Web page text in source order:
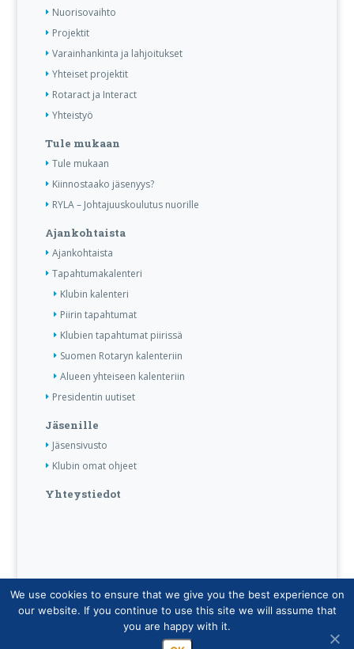
Nuorisovaihto
Projektit
Varainhankinta ja lahjoitukset
Yhteiset projektit
Rotaract ja Interact
Yhteistyö
Tule mukaan
Tule mukaan
Kiinnostaako jäsenyys?
RYLA – Johtajuuskoulutus nuorille
Ajankohtaista
Ajankohtaista
Tapahtumakalenteri
Klubin kalenteri
Piirin tapahtumat
Klubien tapahtumat piirissä
Suomen Rotaryn kalenteriin
Alueen yhteiseen kalenteriin
Presidentin uutiset
Jäsenille
Jäsensivusto
Klubin omat ohjeet
Yhteystiedot
Copyright © Suomen Rotarypalvelu ry 2026 |
Jäsentietojärjestelmän tietosuojaseloste|
Henkilötietojen käsittely Rotarytoiminnassa
We use cookies to ensure that we give you the best experience on
our website. If you continue to use this site we will assume that
you are happy with it.